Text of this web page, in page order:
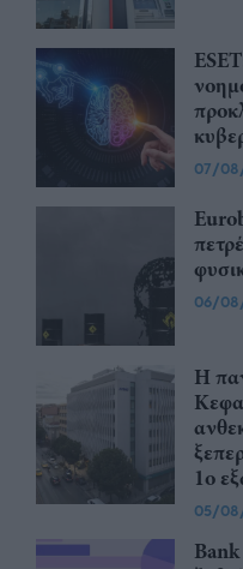
07/
06/
Η
1ο
05/